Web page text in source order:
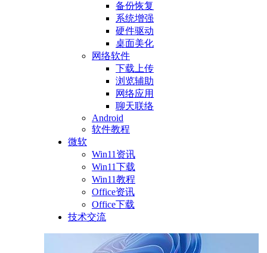
备份恢复
系统增强
硬件驱动
桌面美化
网络软件
下载上传
浏览辅助
网络应用
聊天联络
Android
软件教程
微软
Win11资讯
Win11下载
Win11教程
Office资讯
Office下载
技术交流